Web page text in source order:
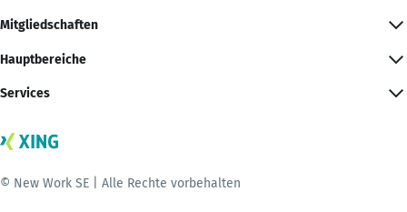
Mitgliedschaften
Hauptbereiche
Services
© New Work SE | Alle Rechte vorbehalten